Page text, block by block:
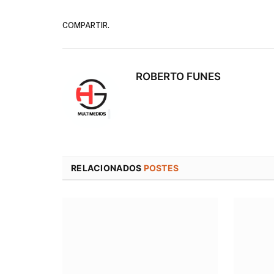
COMPARTIR.
ROBERTO FUNES
RELACIONADOS POSTES